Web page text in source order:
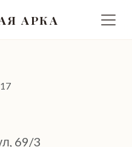
АРКА
69/3